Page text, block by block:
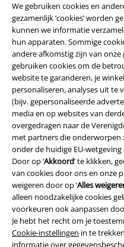
We gebruiken cookies en
gezamenlijk ‘cookies’ worden
kunnen we informatie
hun apparaten. Sommige
andere afkomstig zijn van
gebruiken cookies om de
website te garanderen, je
personaliseren, analyses uit
(bijv. gepersonaliseerde
media en op websites van
overgedragen naar de
met partners die onderworpen
onder de huidige EU-
Door op ‘Akkoord’ te klikken,
van cookies door ons en onze
weigeren door op ‘Alles
alleen noodzakelijke cookies
voorkeuren ook aanpassen
Je hebt het recht om je
Cookie-instellingen in te
informatie over
Legal
Algemene Voorwaarden
Bedrijfsgegevens
Privacyverklaring
Verklaring van conformiteit